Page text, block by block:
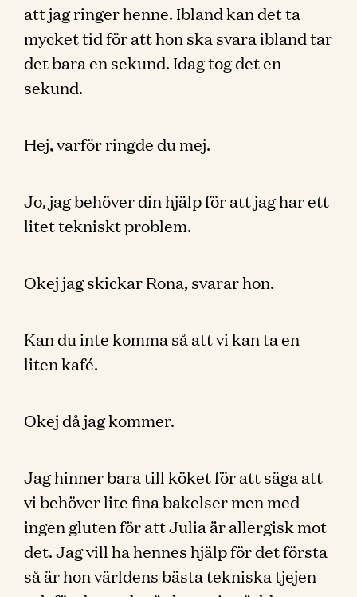
att jag ringer henne. Ibland kan det ta
mycket tid för att hon ska svara ibland tar
det bara en sekund. Idag tog det en
sekund.
Hej, varför ringde du mej.
Jo, jag behöver din hjälp för att jag har ett
litet tekniskt problem.
Okej jag skickar Rona, svarar hon.
Kan du inte komma så att vi kan ta en
liten kafé.
Okej då jag kommer.
Jag hinner bara till köket för att säga att
vi behöver lite fina bakelser men med
ingen gluten för att Julia är allergisk mot
det. Jag vill ha hennes hjälp för det första
så är hon världens bästa tekniska tjejen